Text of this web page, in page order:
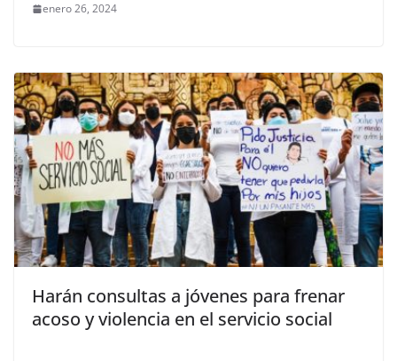
enero 26, 2024
Harán consultas a jóvenes para frenar
acoso y violencia en el servicio social